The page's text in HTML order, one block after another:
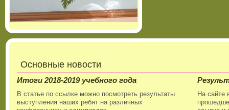
Основные новости
Итоги 2018-2019 учебного года
В статье по ссылке можно посмотреть результаты
выступления наших ребят на различных
На сайте